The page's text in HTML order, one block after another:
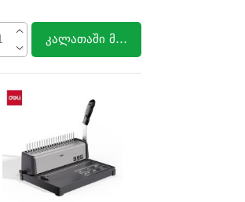
კალათაში მოთავსება